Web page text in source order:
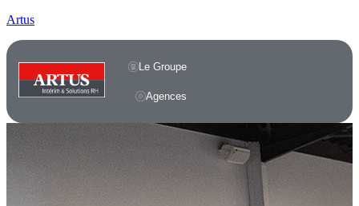
Artus
Le Groupe
Agences